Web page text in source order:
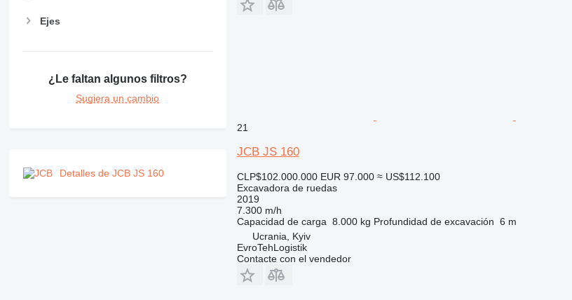
Ejes
¿Le faltan algunos filtros?
Sugiera un cambio
Detalles de JCB JS 160
21
JCB JS 160
CLP$102.000.000 EUR 97.000 ≈ US$112.100
Excavadora de ruedas
2019
7.300 m/h
Capacidad de carga 8.000 kg Profundidad de excavación 6 m
Ucrania, Kyiv
EvroTehLogistik
Contacte con el vendedor